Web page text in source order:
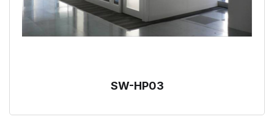
SW-HP03